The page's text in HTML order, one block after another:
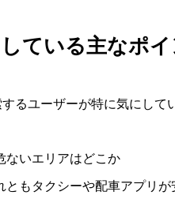
ている主なポイ
るユーザーが特に気にして
ないエリアはどこか
ともタクシーや配車アプリが